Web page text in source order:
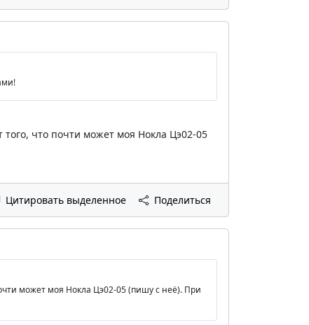
что почти может моя Нокла Цэ02-05
Цитировать выделенное Поделиться
может моя Нокла Цэ02-05 (пишу с неё). При